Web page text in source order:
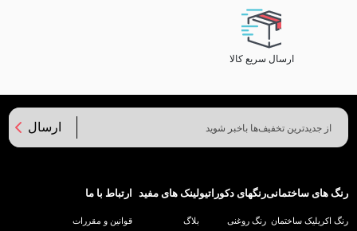
ارسال سریع کالا
ارسال
رنگ های ساختمانی
رنگ اکریلیک ساختمان
رنگهای دکوراتیو
رنگ روغنی
لینک های مفید
بلاگ
ارتباط با ما
قوانین و مقررات